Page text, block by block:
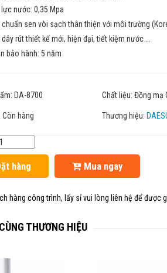
nước: 0,35 Mpa
sen vòi sạch thân thiện với môi trường
rút thiết kế mới, hiện đại, tiết kiệm nước ...
bảo hành: 5 năm
DA-8700 Chất liệu:Đồng mạ
Còn hàng Thương hiệu:
hàng Mua ngay
hàng công trình, lấy sỉ vui lòng liên hệ để được
THƯƠNG HIỆU